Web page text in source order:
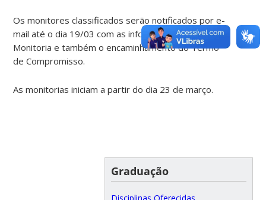
Os monitores classificados serão notificados por e-
mail até o dia 19/03 com as informações sobre a
Monitoria e também o encaminhamento do Termo
de Compromisso.
As monitorias iniciam a partir do dia 23 de março.
Graduação
Disciplinas Oferecidas